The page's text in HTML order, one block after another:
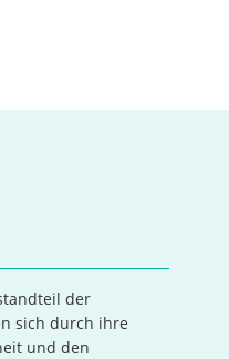
der
sich durch ihre
und den